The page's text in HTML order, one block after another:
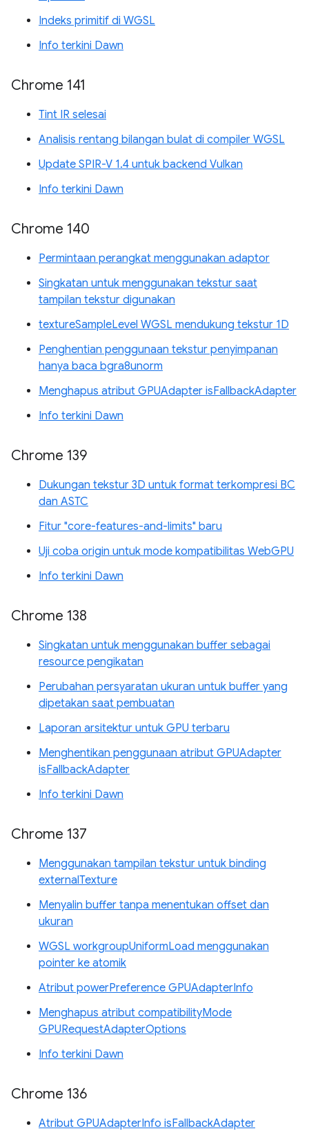
Indeks primitif di WGSL
Info terkini Dawn
Chrome 141
Tint IR selesai
Analisis rentang bilangan bulat di compiler WGSL
Update SPIR-V 1.4 untuk backend Vulkan
Info terkini Dawn
Chrome 140
Permintaan perangkat menggunakan adaptor
Singkatan untuk menggunakan tekstur saat
tampilan tekstur digunakan
textureSampleLevel WGSL mendukung tekstur 1D
Penghentian penggunaan tekstur penyimpanan
hanya baca bgra8unorm
Menghapus atribut GPUAdapter isFallbackAdapter
Info terkini Dawn
Chrome 139
Dukungan tekstur 3D untuk format terkompresi BC
dan ASTC
Fitur "core-features-and-limits" baru
Uji coba origin untuk mode kompatibilitas WebGPU
Info terkini Dawn
Chrome 138
Singkatan untuk menggunakan buffer sebagai
resource pengikatan
Perubahan persyaratan ukuran untuk buffer yang
dipetakan saat pembuatan
Laporan arsitektur untuk GPU terbaru
Menghentikan penggunaan atribut GPUAdapter
isFallbackAdapter
Info terkini Dawn
Chrome 137
Menggunakan tampilan tekstur untuk binding
externalTexture
Menyalin buffer tanpa menentukan offset dan
ukuran
WGSL workgroupUniformLoad menggunakan
pointer ke atomik
Atribut powerPreference GPUAdapterInfo
Menghapus atribut compatibilityMode
GPURequestAdapterOptions
Info terkini Dawn
Chrome 136
Atribut GPUAdapterInfo isFallbackAdapter